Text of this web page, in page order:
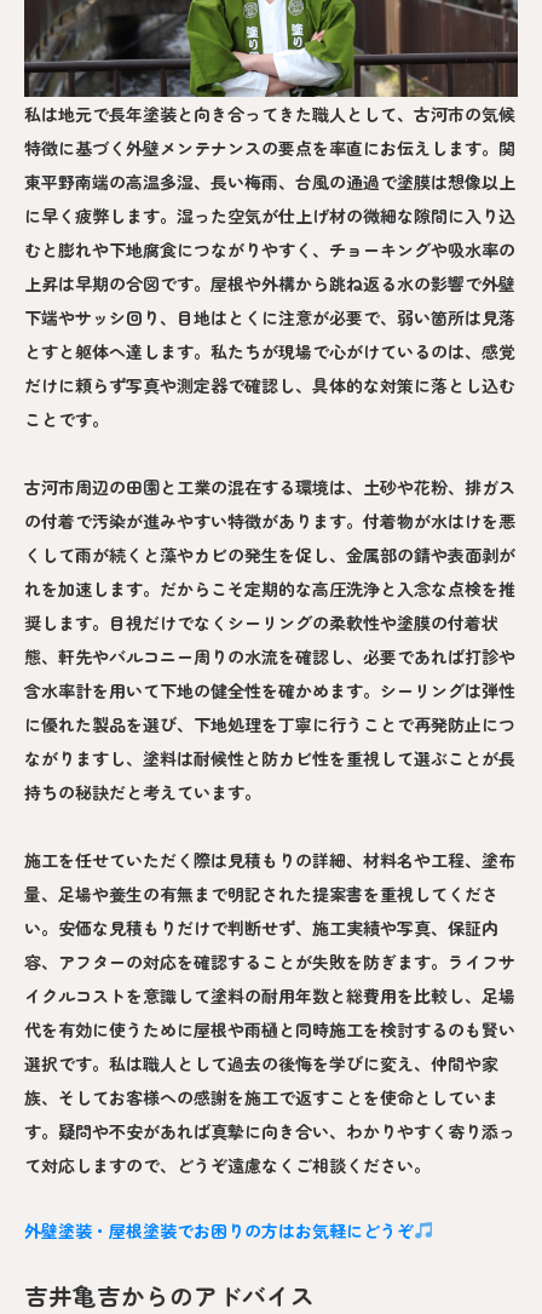
私は地元で長年塗装と向き合ってきた職人として、古河市の気候
特徴に基づく外壁メンテナンスの要点を率直にお伝えします。関
東平野南端の高温多湿、長い梅雨、台風の通過で塗膜は想像以上
に早く疲弊します。湿った空気が仕上げ材の微細な隙間に入り込
むと膨れや下地腐食につながりやすく、チョーキングや吸水率の
上昇は早期の合図です。屋根や外構から跳ね返る水の影響で外壁
下端やサッシ回り、目地はとくに注意が必要で、弱い箇所は見落
とすと躯体へ達します。私たちが現場で心がけているのは、感覚
だけに頼らず写真や測定器で確認し、具体的な対策に落とし込む
ことです。
古河市周辺の田園と工業の混在する環境は、土砂や花粉、排ガス
の付着で汚染が進みやすい特徴があります。付着物が水はけを悪
くして雨が続くと藻やカビの発生を促し、金属部の錆や表面剥が
れを加速します。だからこそ定期的な高圧洗浄と入念な点検を推
奨します。目視だけでなくシーリングの柔軟性や塗膜の付着状
態、軒先やバルコニー周りの水流を確認し、必要であれば打診や
含水率計を用いて下地の健全性を確かめます。シーリングは弾性
に優れた製品を選び、下地処理を丁寧に行うことで再発防止につ
ながりますし、塗料は耐候性と防カビ性を重視して選ぶことが長
持ちの秘訣だと考えています。
施工を任せていただく際は見積もりの詳細、材料名や工程、塗布
量、足場や養生の有無まで明記された提案書を重視してくださ
い。安価な見積もりだけで判断せず、施工実績や写真、保証内
容、アフターの対応を確認することが失敗を防ぎます。ライフサ
イクルコストを意識して塗料の耐用年数と総費用を比較し、足場
代を有効に使うために屋根や雨樋と同時施工を検討するのも賢い
選択です。私は職人として過去の後悔を学びに変え、仲間や家
族、そしてお客様への感謝を施工で返すことを使命としていま
す。疑問や不安があれば真摯に向き合い、わかりやすく寄り添っ
て対応しますので、どうぞ遠慮なくご相談ください。
外壁塗装・屋根塗装でお困りの方はお気軽にどうぞ
吉井亀吉からのアドバイス